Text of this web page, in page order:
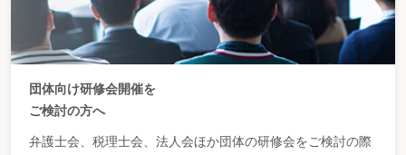
団体向け研修会開催を
ご検討の方へ
弁護士会、税理士会、法人会ほか団体の研修会をご検討の際